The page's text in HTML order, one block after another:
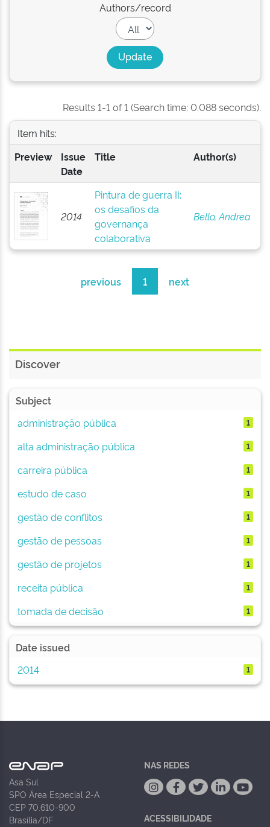
Authors/record
Results 1-1 of 1 (Search time: 0.088 seconds).
Item hits:
Preview
Issue
Date
Title Author(s)
2014
Pintura de guerra II:
os desafios da
governança
colaborativa
Bello, Andrea
previous 1 next
Discover
Subject
administração pública
1
alta administração pública 1
carreira pública 1
estudo de caso 1
gestão de conflitos 1
gestão de pessoas 1
gestão de projetos 1
receita pública 1
tomada de decisão 1
Date issued
2014
1
Asa Sul
SPO Área Especial 2-A
CEP 70.610-900
Brasília/DF
NAS REDES
ACESSIBILIDADE